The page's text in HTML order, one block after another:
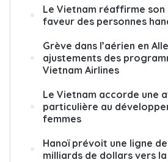
Le Vietnam réaffirme
faveur des personnes
Grève dans l’aérien en
ajustements des
Vietnam Airlines
Le Vietnam accorde une
particulière au
femmes
Hanoï prévoit une ligne
milliards de dollars vers